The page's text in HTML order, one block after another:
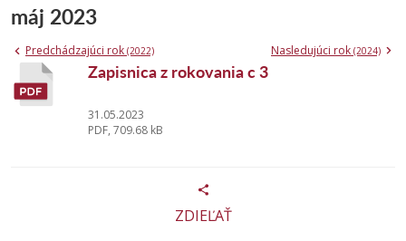
máj 2023
Predchádzajúci rok (2022) Nasledujúci rok (2024)
Zapisnica z rokovania c 3
31.05.2023
PDF, 709.68 kB
ZDIEĽAŤ